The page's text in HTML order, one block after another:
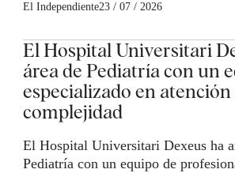
El Independiente23 / 07 / 2026
El Hospital Universitari
área de Pediatría con un
especializado en atención
complejidad
El Hospital Universitari Dexeus ha
Pediatría con un equipo de